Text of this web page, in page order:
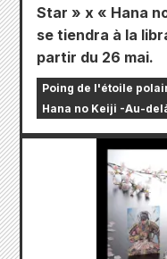
Star » x « Hana
se tiendra à la
partir du 26 mai.
Poing de l'étoile
Hana no Keiji -Au-